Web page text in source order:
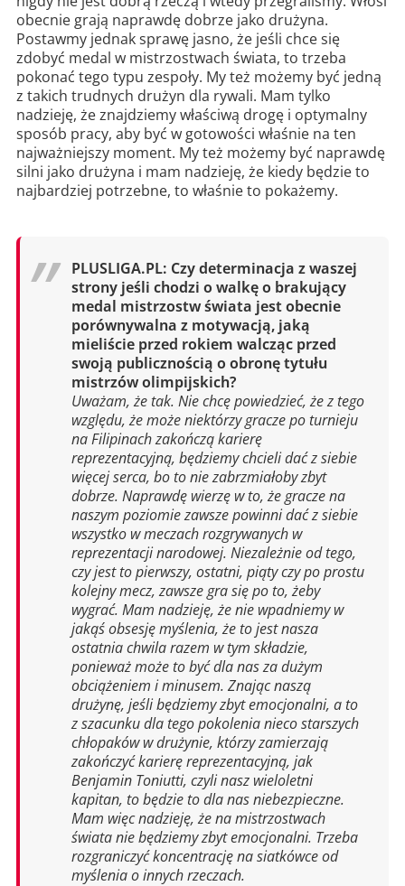
obecnie grają naprawdę dobrze jako drużyna.
Postawmy jednak sprawę jasno, że jeśli chce się
zdobyć medal w mistrzostwach świata, to trzeba
pokonać tego typu zespoły. My też możemy być jedną
z takich trudnych drużyn dla rywali. Mam tylko
nadzieję, że znajdziemy właściwą drogę i optymalny
sposób pracy, aby być w gotowości właśnie na ten
najważniejszy moment. My też możemy być naprawdę
silni jako drużyna i mam nadzieję, że kiedy będzie to
najbardziej potrzebne, to właśnie to pokażemy.
PLUSLIGA.PL: Czy determinacja z waszej
strony jeśli chodzi o walkę o brakujący
medal mistrzostw świata jest obecnie
porównywalna z motywacją, jaką
mieliście przed rokiem walcząc przed
swoją publicznością o obronę tytułu
mistrzów olimpijskich?
Uważam, że tak. Nie chcę powiedzieć, że z tego
względu, że może niektórzy gracze po turnieju
na Filipinach zakończą karierę
reprezentacyjną, będziemy chcieli dać z siebie
więcej serca, bo to nie zabrzmiałoby zbyt
dobrze. Naprawdę wierzę w to, że gracze na
naszym poziomie zawsze powinni dać z siebie
wszystko w meczach rozgrywanych w
reprezentacji narodowej. Niezależnie od tego,
czy jest to pierwszy, ostatni, piąty czy po prostu
kolejny mecz, zawsze gra się po to, żeby
wygrać. Mam nadzieję, że nie wpadniemy w
jakąś obsesję myślenia, że to jest nasza
ostatnia chwila razem w tym składzie,
ponieważ może to być dla nas za dużym
obciążeniem i minusem. Znając naszą
drużynę, jeśli będziemy zbyt emocjonalni, a to
z szacunku dla tego pokolenia nieco starszych
chłopaków w drużynie, którzy zamierzają
zakończyć karierę reprezentacyjną, jak
Benjamin Toniutti, czyli nasz wieloletni
kapitan, to będzie to dla nas niebezpieczne.
Mam więc nadzieję, że na mistrzostwach
świata nie będziemy zbyt emocjonalni. Trzeba
rozgraniczyć koncentrację na siatkówce od
myślenia o innych rzeczach.